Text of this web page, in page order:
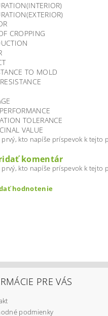
CROPPING
TO MOLD
TOLERANCE
VALUE
kto napíše príspevok k tejto
komentár
kto napíše príspevok k tejto
hodnotenie
PRE VÁS
podmienky